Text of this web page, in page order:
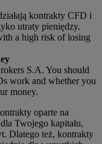
kontrakty CFD i
utraty pieniędzy.
a high risk of losing
S.A. You should
work and whether you
money.
oparte na
Twojego kapitału,
Dlatego też, kontrakty